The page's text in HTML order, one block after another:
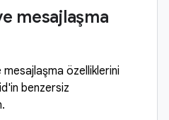
mesajlaşma
mesajlaşma özelliklerini
benzersiz